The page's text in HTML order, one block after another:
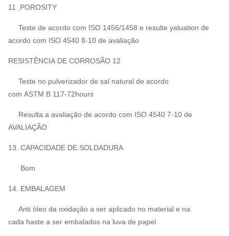
11 .POROSITY
Teste de acordo com ISO 1456/1458 e resulte yaluation de
acordo com ISO 4540 8-10 de avaliação
RESISTÊNCIA DE CORROSÃO 12
Teste no pulverizador de sal natural de acordo
com ASTM B 117-72hours
Resulta a avaliação de acordo com ISO 4540 7-10 de
AVALIAÇÃO
13. CAPACIDADE DE SOLDADURA
Bom
14. EMBALAGEM
Anti óleo da oxidação a ser aplicado no material e na
cada haste a ser embalados na luva de papel